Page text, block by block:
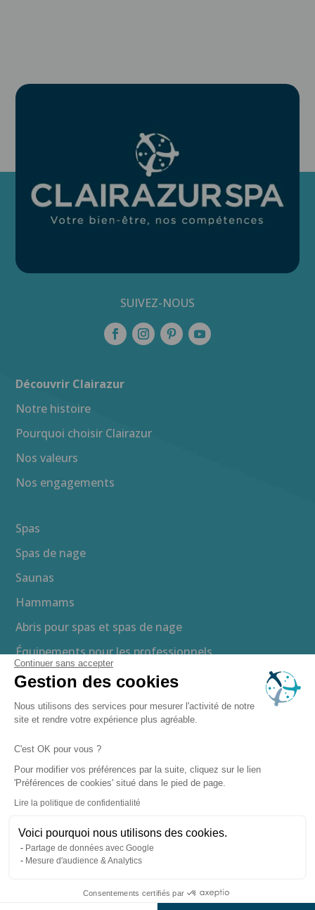
Continuer sans accepter
Gestion des cookies
Nous utilisons des services pour mesurer l'activité de notre
site et rendre votre expérience plus agréable.
C'est OK pour vous ?
Pour modifier vos préférences par la suite, cliquez sur le lien
'Préférences de cookies' situé dans le pied de page.
Lire la politique de confidentialité
Voici pourquoi nous utilisons des cookies.
Partage de données avec Google
Mesure d'audience & Analytics
Consentements certifiés par
SUIVEZ-NOUS
Découvrir Clairazur
Notre histoire
Pourquoi choisir Clairazur
Nos valeurs
Nos engagements
Spas
Spas de nage
Saunas
Hammams
Abris pour spas et spas de nage
Équipements pour les professionnels
Devis gratuit
Guide d’achat
Espace presse
Recrutement
Mentions légales –
2026 Clairazur Spa